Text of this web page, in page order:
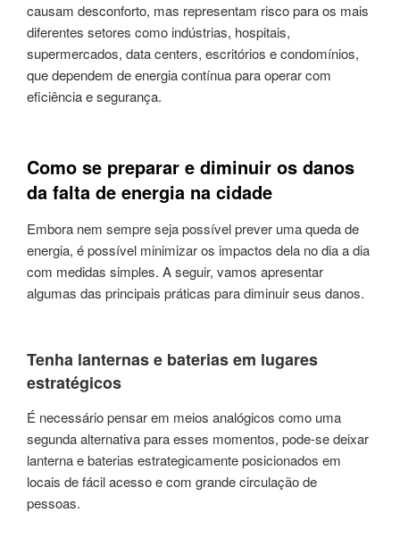
causam desconforto, mas representam risco para os mais
diferentes setores como indústrias, hospitais,
supermercados, data centers, escritórios e condomínios,
que dependem de energia contínua para operar com
eficiência e segurança.
Como se preparar e diminuir os danos
da falta de energia na cidade
Embora nem sempre seja possível prever uma queda de
energia, é possível minimizar os impactos dela no dia a dia
com medidas simples. A seguir, vamos apresentar
algumas das principais práticas para diminuir seus danos.
Tenha lanternas e baterias em lugares
estratégicos
É necessário pensar em meios analógicos como uma
segunda alternativa para esses momentos, pode-se deixar
lanterna e baterias estrategicamente posicionados em
locais de fácil acesso e com grande circulação de
pessoas.